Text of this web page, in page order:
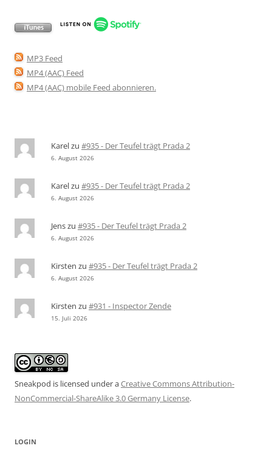
MP3 Feed
MP4 (AAC) Feed
MP4 (AAC) mobile Feed abonnieren.
Karelzu #935 - Der Teufel trägt Prada 2
6. August 2026
Karelzu #935 - Der Teufel trägt Prada 2
6. August 2026
Jenszu #935 - Der Teufel trägt Prada 2
6. August 2026
Kirsten zu #935 - Der Teufel trägt Prada 2
6. August 2026
Kirsten zu #931 - Inspector Zende
15. Juli 2026
Sneakpod is licensed under aCreative Commons Attribution-
NonCommercial-ShareAlike 3.0 Germany License.
LOGIN